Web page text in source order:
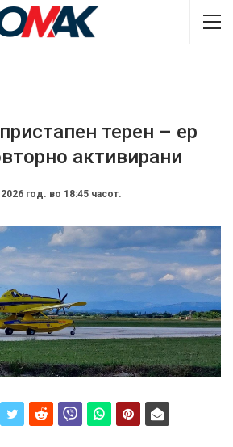
терен – ер
активирани
год. во 18:45 часот.